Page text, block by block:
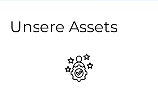
Unsere Assets